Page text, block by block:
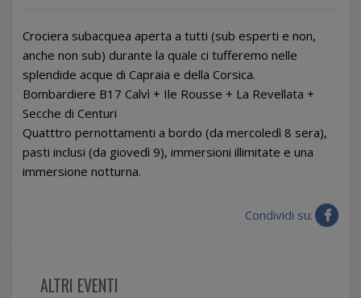
Crociera subacquea aperta a tutti (sub esperti e non,
anche non sub) durante la quale ci tufferemo nelle
splendide acque di Capraia e della Corsica.
Bombardiere B17 Calvì + Ile Rousse + La Revellata +
Secche di Centuri
Quatttro pernottamenti a bordo (da mercoledì 8 sera),
pasti inclusi (da giovedì 9), immersioni illimitate e una
immersione notturna.
Condividi su:
ALTRI EVENTI